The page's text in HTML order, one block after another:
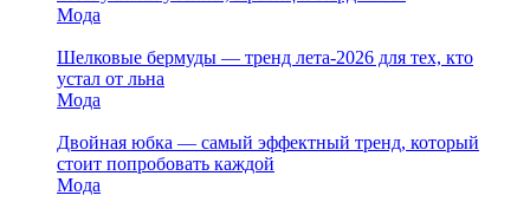
Мода
Шелковые бермуды — тренд лета-2026 для тех, кто
устал от льна
Мода
Двойная юбка — самый эффектный тренд, который
стоит попробовать каждой
Мода